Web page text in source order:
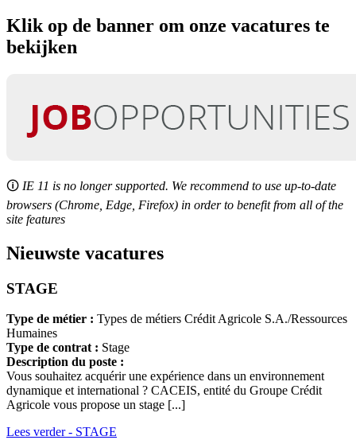
Klik op de banner om onze vacatures te
bekijken
🛈 IE 11 is no longer supported. We recommend to use up-to-date
browsers (Chrome, Edge, Firefox) in order to benefit from all of the
site features
Nieuwste vacatures
STAGE
Type de métier : Types de métiers Crédit Agricole S.A./Ressources
Humaines
Type de contrat : Stage
Description du poste :
Vous souhaitez acquérir une expérience dans un environnement
dynamique et international ? CACEIS, entité du Groupe Crédit
Agricole vous propose un stage [...]
Lees verder- STAGE